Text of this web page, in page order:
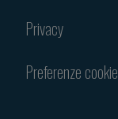
Privacy
Preferenze cookie